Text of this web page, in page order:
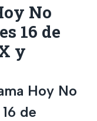
No
16 de
y
Hoy No
de